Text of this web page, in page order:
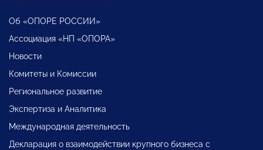
Об «ОПОРЕ РОССИИ»
Ассоциация «НП «ОПОРА»
Новости
Комитеты и Комиссии
Региональное развитие
Экспертиза и Аналитика
Международная деятельность
Декларация о взаимодействии крупного бизнеса с